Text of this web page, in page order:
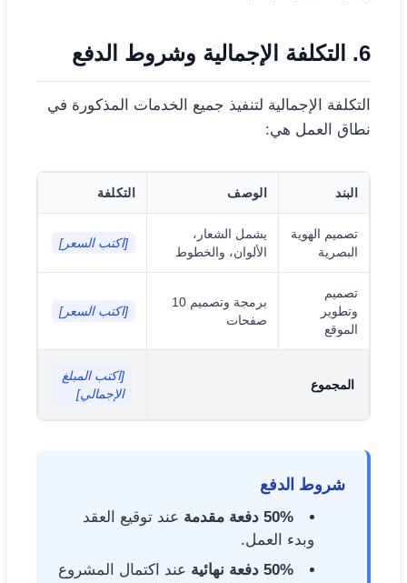
6. التكلفة الإجمالية وشروط الدفع
التكلفة الإجمالية لتنفيذ جميع الخدمات المذكورة في
نطاق العمل هي:
البند الوصف التكلفة
تصميم الهوية
البصرية
يشمل الشعار،
الألوان، والخطوط
[اكتب السعر]
تصميم
وتطوير
الموقع
برمجة وتصميم 10
صفحات
[اكتب السعر]
المجموع
[اكتب المبلغ
الإجمالي]
شروط الدفع
50% دفعة مقدمة
عند توقيع العقد
وبدء العمل.
50% دفعة نهائية
عند اكتمال المشروع